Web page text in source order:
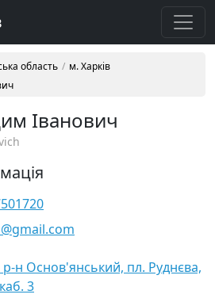
область
м. Харків
Іванович
р-н Основ'янський, пл. Руднєва,
3